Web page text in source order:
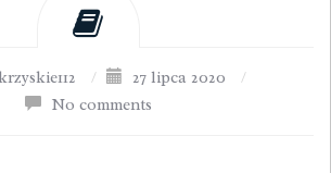
/ 27 lipca 2020
/
No comments